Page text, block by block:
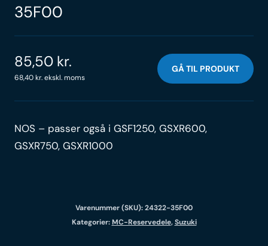
35F00
85,50 kr.
68,40kr.ekskl. moms
GÅ TIL PRODUKT
NOS – passer også i GSF1250, GSXR600,
GSXR750, GSXR1000
Varenummer (SKU):24322-35F00
Kategorier:MC-Reservedele,Suzuki